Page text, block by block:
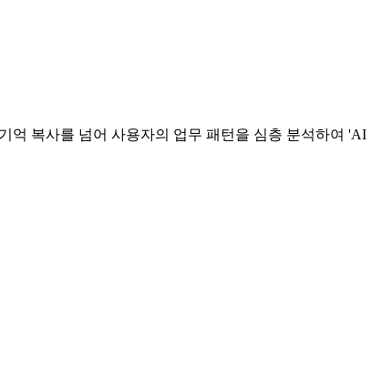
억 복사를 넘어 사용자의 업무 패턴을 심층 분석하여 'AI